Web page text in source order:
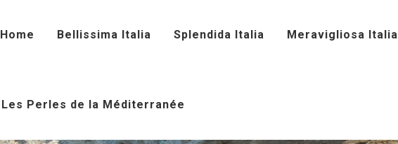
Home Bellissima Italia Splendida Italia Meravigliosa Italia
Les Perles de la Méditerranée